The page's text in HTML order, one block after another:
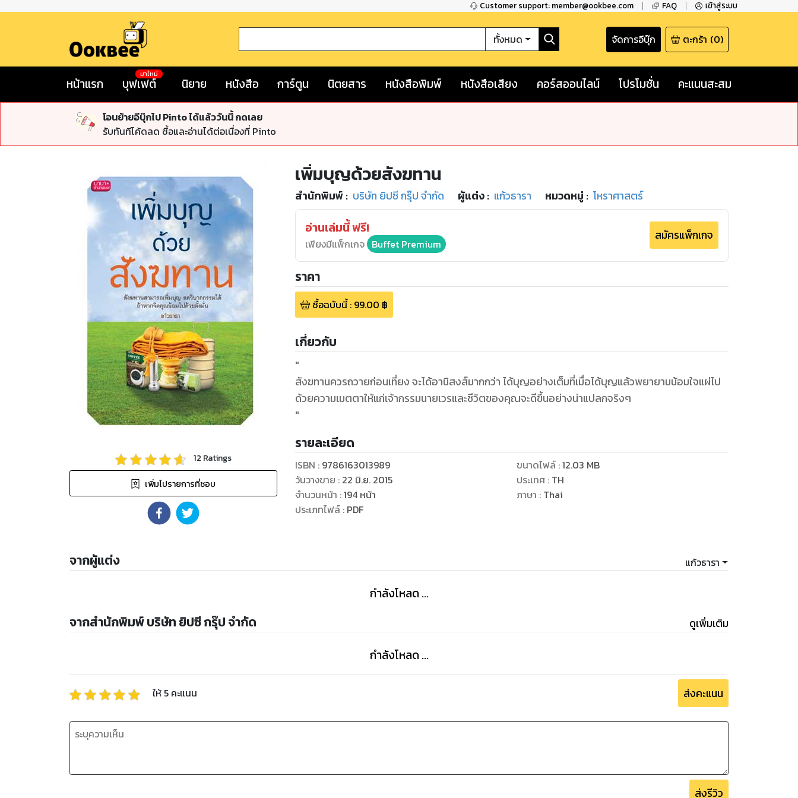
Customer support: member@ookbee.com FAQ เข้าสู่ระบบ
ทั้งหมด จัดการอีบุ๊ก ตะกร้า (0)
หน้าแรก บุฟเฟต์
มาใหม่
นิยาย หนังสือ การ์ตูน นิตยสาร หนังสือพิมพ์ หนังสือเสียง คอร์สออนไลน์ โปรโมชั่น คะแนนสะสม
โอนย้ายอีบุ๊กไป Pinto ได้แล้ววันนี้ กดเลย
รับทันทีโค้ดลด ซื้อและอ่านได้ต่อเนื่องที่ Pinto
12 Ratings
เพิ่มไปรายการที่ชอบ
เพิ่มบุญด้วยสังฆทาน
สำนักพิมพ์ : บริษัท ยิปซี กรุ๊ป จำกัด ผู้แต่ง : แก้วธารา หมวดหมู่ : โหราศาสตร์
อ่านเล่มนี้ ฟรี!
เพียงมีแพ็กเกจ Buffet Premium
สมัครแพ็กเกจ
ราคา
ซื้อฉบับนี้: 99.00 ฿
เกี่ยวกับ
"
สังฆทานควรถวายก่อนเที่ยง จะได้อานิสงส์มากกว่า ได้บุญอย่างเต็มที่เมื่อได้บุญแล้วพยายามน้อมใจแผ่ไป
ด้วยความเมตตาให้แก่เจ้ากรรมนายเวรและชีวิตของคุณจะดีขึ้นอย่างน่าแปลกจริงๆ
"
รายละเอียด
ISBN : 9786163013989
วันวางขาย : 22 มิ.ย. 2015
จำนวนหน้า :194 หน้า
ประเภทไฟล์: PDF
ขนาดไฟล์:12.03 MB
ประเทศ : TH
ภาษา : Thai
จากผู้แต่ง แก้วธารา
กำลังโหลด ...
จากสำนักพิมพ์ บริษัท ยิปซี กรุ๊ป จำกัด ดูเพิ่มเติม
กำลังโหลด ...
ให้ 5 คะแนน ส่งคะแนน
ส่งรีวิว